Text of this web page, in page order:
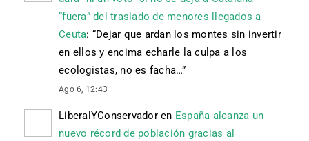
“fuera” del traslado de menores llegados a
Ceuta: “Dejar que ardan los montes sin invertir
en ellos y encima echarle la culpa a los
ecologistas, no es facha…”
Ago 6, 12:43
LiberalYConservadoren España alcanza un
nuevo récord de población gracias al